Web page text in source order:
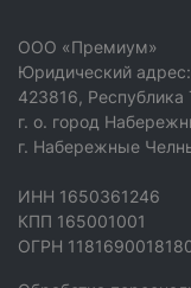
ООО «Премиум»
Юридический адрес:
423816, Республика
г. о. город
г. Набережные
ИНН 1650361246
КПП 165001001
ОГРН